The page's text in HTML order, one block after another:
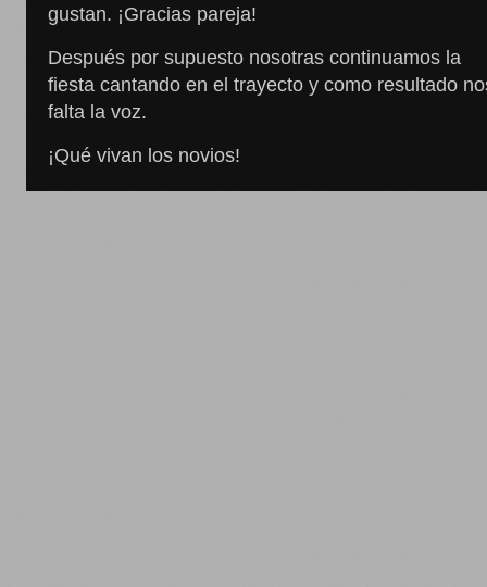
gustan. ¡Gracias pareja!
Después por supuesto nosotras continuamos la
fiesta cantando en el trayecto y como resultado
falta la voz.
¡Qué vivan los novios!